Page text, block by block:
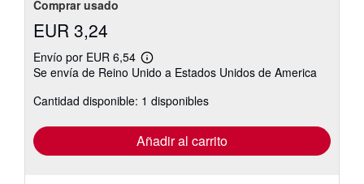
Comprar usado
EUR 3,24
Envío por EUR 6,54
Más
información
las
tarifas
envío
Se envía de Reino Unido a Estados Unidos de America
Cantidad disponible: 1 disponibles
Añadir al carrito